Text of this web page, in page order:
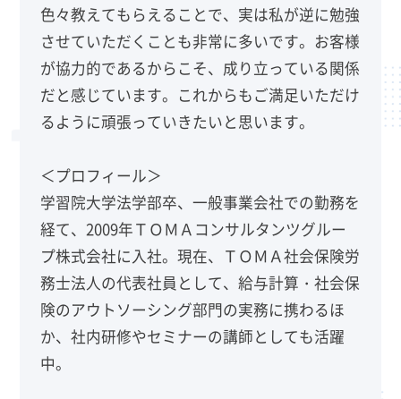
色々教えてもらえることで、実は私が逆に勉強
させていただくことも非常に多いです。お客様
が協力的であるからこそ、成り立っている関係
だと感じています。これからもご満足いただけ
るように頑張っていきたいと思います。
＜プロフィール＞
学習院大学法学部卒、一般事業会社での勤務を
経て、2009年ＴＯＭＡコンサルタンツグルー
プ株式会社に入社。現在、ＴＯＭＡ社会保険労
務士法人の代表社員として、給与計算・社会保
険のアウトソーシング部門の実務に携わるほ
か、社内研修やセミナーの講師としても活躍
中。